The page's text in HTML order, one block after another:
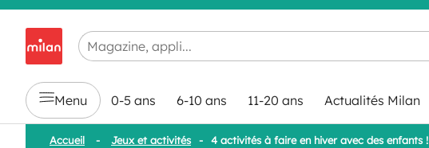
Chargement en cours...
Menu 0-5 ans 6-10 ans 11-20 ans Actualités Milan
Accueil - Jeux et activités - 4 activités à faire en hiver avec des enfants !